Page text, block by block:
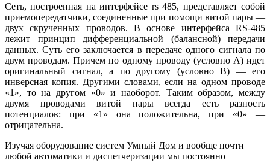
Сеть, построенная на интерфейсе rs 485, представляет собой
приемопередатчики, соединенные при помощи витой пары —
двух скрученных проводов. В основе интерфейса RS-485
лежит принцип дифференциальной (балансной) передачи
данных. Суть его заключается в передаче одного сигнала по
двум проводам. Причем по одному проводу (условно A) идет
оригинальный сигнал, а по другому (условно B) — его
инверсная копия. Другими словами, если на одном проводе
«1», то на другом «0» и наоборот. Таким образом, между
двумя проводами витой пары всегда есть разность
потенциалов: при «1» она положительна, при «0» —
отрицательна.
Изучая оборудование систем Умный Дом и вообще почти
любой автоматики и диспетчеризации мы постоянно